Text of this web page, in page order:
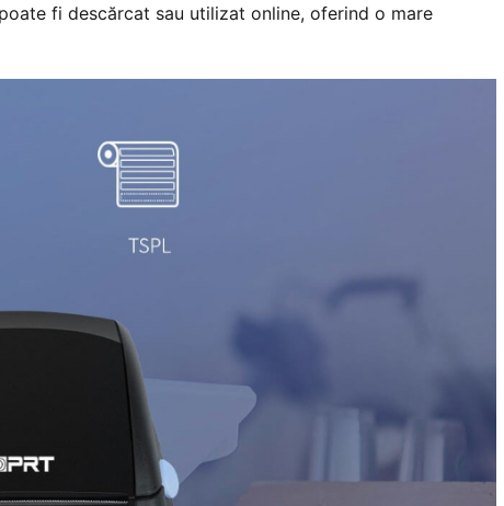
fi descărcat sau utilizat online, oferind o mare